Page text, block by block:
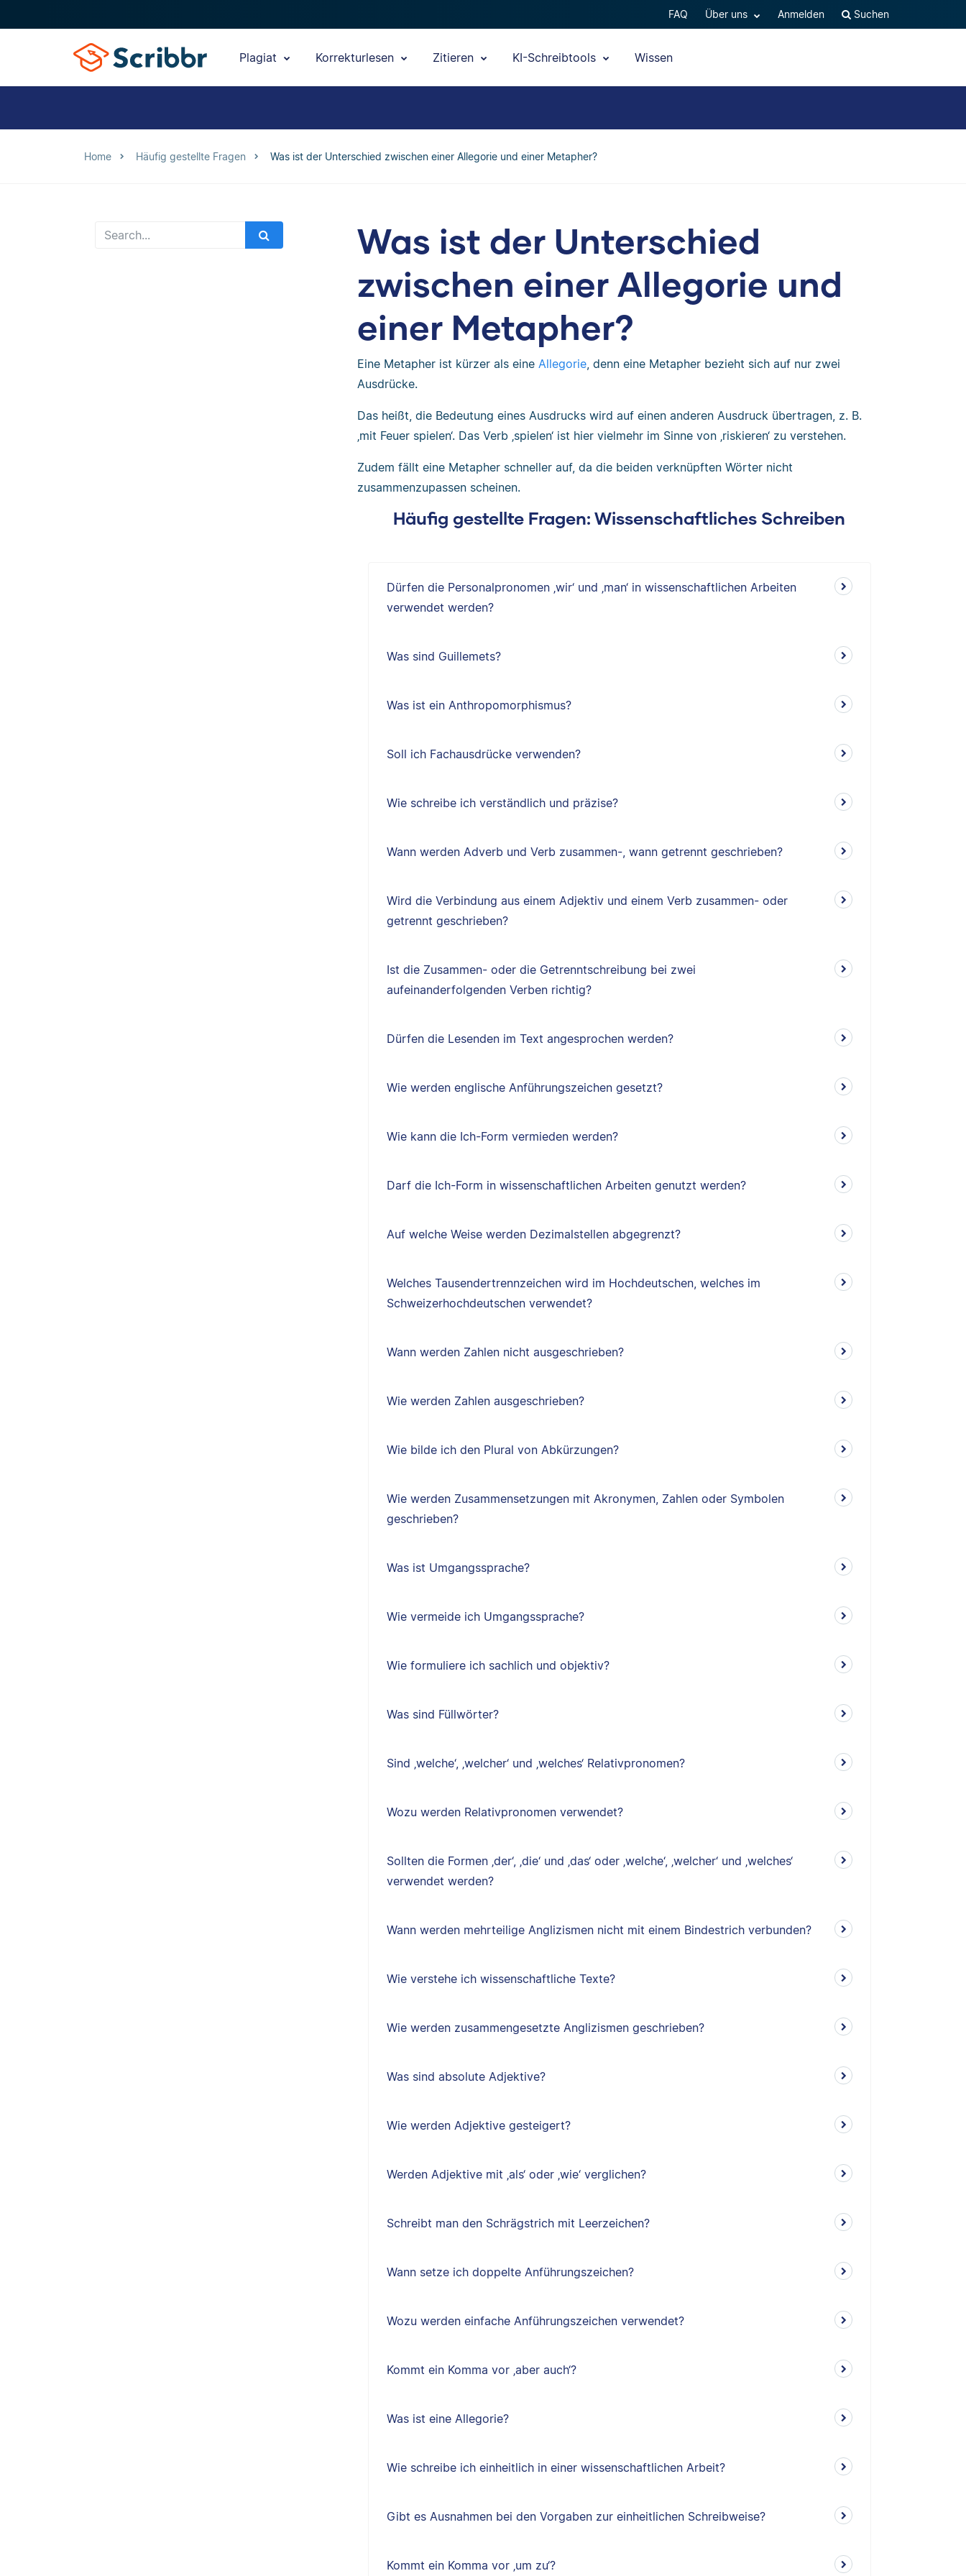
FAQ Über uns Anmelden Suchen
Plagiat Korrekturlesen Zitieren KI-Schreibtools Wissen
Home Häufig gestellte Fragen Was ist der Unterschied zwischen einer Allegorie und einer Metapher?
Was ist der Unterschied
zwischen einer Allegorie und
einer Metapher?
Eine Metapher ist kürzer als eine Allegorie, denn eine Metapher bezieht sich auf nur zwei
Ausdrücke.
Das heißt, die Bedeutung eines Ausdrucks wird auf einen anderen Ausdruck übertragen, z. B.
‚mit Feuer spielen‘. Das Verb ‚spielen‘ ist hier vielmehr im Sinne von ‚riskieren‘ zu verstehen.
Zudem fällt eine Metapher schneller auf, da die beiden verknüpften Wörter nicht
zusammenzupassen scheinen.
Häufig gestellte Fragen: Wissenschaftliches Schreiben
Dürfen die Personalpronomen ‚wir‘ und ‚man‘ in wissenschaftlichen Arbeiten
verwendet werden?
Was sind Guillemets?
Was ist ein Anthropomorphismus?
Soll ich Fachausdrücke verwenden?
Wie schreibe ich verständlich und präzise?
Wann werden Adverb und Verb zusammen-, wann getrennt geschrieben?
Wird die Verbindung aus einem Adjektiv und einem Verb zusammen- oder
getrennt geschrieben?
Ist die Zusammen- oder die Getrenntschreibung bei zwei
aufeinanderfolgenden Verben richtig?
Dürfen die Lesenden im Text angesprochen werden?
Wie werden englische Anführungszeichen gesetzt?
Wie kann die Ich-Form vermieden werden?
Darf die Ich-Form in wissenschaftlichen Arbeiten genutzt werden?
Auf welche Weise werden Dezimalstellen abgegrenzt?
Welches Tausendertrennzeichen wird im Hochdeutschen, welches im
Schweizerhochdeutschen verwendet?
Wann werden Zahlen nicht ausgeschrieben?
Wie werden Zahlen ausgeschrieben?
Wie bilde ich den Plural von Abkürzungen?
Wie werden Zusammensetzungen mit Akronymen, Zahlen oder Symbolen
geschrieben?
Was ist Umgangssprache?
Wie vermeide ich Umgangssprache?
Wie formuliere ich sachlich und objektiv?
Was sind Füllwörter?
Sind ‚welche‘, ‚welcher‘ und ‚welches‘ Relativpronomen?
Wozu werden Relativpronomen verwendet?
Sollten die Formen ‚der‘, ‚die‘ und ‚das‘ oder ‚welche‘, ‚welcher‘ und ‚welches‘
verwendet werden?
Wann werden mehrteilige Anglizismen nicht mit einem Bindestrich verbunden?
Wie verstehe ich wissenschaftliche Texte?
Wie werden zusammengesetzte Anglizismen geschrieben?
Was sind absolute Adjektive?
Wie werden Adjektive gesteigert?
Werden Adjektive mit ‚als‘ oder ‚wie‘ verglichen?
Schreibt man den Schrägstrich mit Leerzeichen?
Wann setze ich doppelte Anführungszeichen?
Wozu werden einfache Anführungszeichen verwendet?
Kommt ein Komma vor ‚aber auch‘?
Was ist eine Allegorie?
Wie schreibe ich einheitlich in einer wissenschaftlichen Arbeit?
Gibt es Ausnahmen bei den Vorgaben zur einheitlichen Schreibweise?
Kommt ein Komma vor ‚um zu‘?